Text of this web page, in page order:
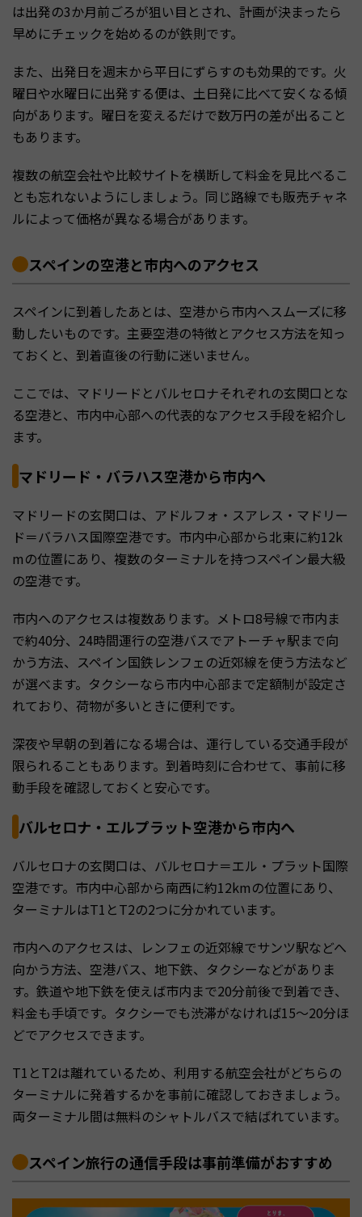
は出発の3か月前ごろが狙い目とされ、計画が決まったら
早めにチェックを始めるのが鉄則です。
また、出発日を週末から平日にずらすのも効果的です。火
曜日や水曜日に出発する便は、土日発に比べて安くなる傾
向があります。曜日を変えるだけで数万円の差が出ること
もあります。
複数の航空会社や比較サイトを横断して料金を見比べるこ
とも忘れないようにしましょう。同じ路線でも販売チャネ
ルによって価格が異なる場合があります。
スペインの空港と市内へのアクセス
スペインに到着したあとは、空港から市内へスムーズに移
動したいものです。主要空港の特徴とアクセス方法を知っ
ておくと、到着直後の行動に迷いません。
ここでは、マドリードとバルセロナそれぞれの玄関口とな
る空港と、市内中心部への代表的なアクセス手段を紹介し
ます。
マドリード・バラハス空港から市内へ
マドリードの玄関口は、アドルフォ・スアレス・マドリー
ド＝バラハス国際空港です。市内中心部から北東に約12k
mの位置にあり、複数のターミナルを持つスペイン最大級
の空港です。
市内へのアクセスは複数あります。メトロ8号線で市内ま
で約40分、24時間運行の空港バスでアトーチャ駅まで向
かう方法、スペイン国鉄レンフェの近郊線を使う方法など
が選べます。タクシーなら市内中心部まで定額制が設定さ
れており、荷物が多いときに便利です。
深夜や早朝の到着になる場合は、運行している交通手段が
限られることもあります。到着時刻に合わせて、事前に移
動手段を確認しておくと安心です。
バルセロナ・エルプラット空港から市内へ
バルセロナの玄関口は、バルセロナ＝エル・プラット国際
空港です。市内中心部から南西に約12kmの位置にあり、
ターミナルはT1とT2の2つに分かれています。
市内へのアクセスは、レンフェの近郊線でサンツ駅などへ
向かう方法、空港バス、地下鉄、タクシーなどがありま
す。鉄道や地下鉄を使えば市内まで20分前後で到着でき、
料金も手頃です。タクシーでも渋滞がなければ15〜20分ほ
どでアクセスできます。
T1とT2は離れているため、利用する航空会社がどちらの
ターミナルに発着するかを事前に確認しておきましょう。
両ターミナル間は無料のシャトルバスで結ばれています。
スペイン旅行の通信手段は事前準備がおすすめ